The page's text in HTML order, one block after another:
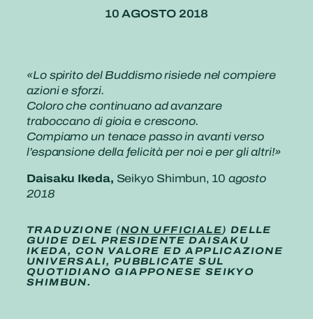
10 AGOSTO 2018
«Lo spirito del Buddismo risiede nel compiere
azioni e sforzi.
Coloro che continuano ad avanzare
traboccano di gioia e crescono.
Compiamo un tenace passo in avanti verso
l’espansione della felicità per noi e per gli altri!»
Daisaku Ikeda, Seikyo Shimbun, 10 agosto
2018
TRADUZIONE (NON UFFICIALE) DELLE
GUIDE DEL PRESIDENTE DAISAKU
IKEDA, CON VALORE ED APPLICAZIONE
UNIVERSALI, PUBBLICATE SUL
QUOTIDIANO GIAPPONESE SEIKYO
SHIMBUN.